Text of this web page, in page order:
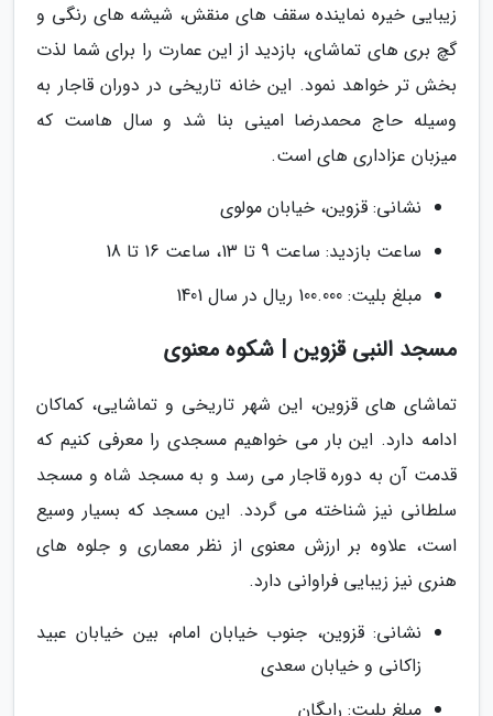
زیبایی خیره نماینده سقف های منقش، شیشه های رنگی و
گچ بری های تماشای، بازدید از این عمارت را برای شما لذت
بخش تر خواهد نمود. این خانه تاریخی در دوران قاجار به
وسیله حاج محمدرضا امینی بنا شد و سال هاست که
میزبان عزاداری های است.
نشانی: قزوین، خیابان مولوی
ساعت بازدید: ساعت 9 تا 13، ساعت 16 تا 18
مبلغ بلیت: 100.000 ریال در سال 1401
مسجد النبی قزوین | شکوه معنوی
تماشای های قزوین، این شهر تاریخی و تماشایی، کماکان
ادامه دارد. این بار می خواهیم مسجدی را معرفی کنیم که
قدمت آن به دوره قاجار می رسد و به مسجد شاه و مسجد
سلطانی نیز شناخته می گردد. این مسجد که بسیار وسیع
است، علاوه بر ارزش معنوی از نظر معماری و جلوه های
هنری نیز زیبایی فراوانی دارد.
نشانی: قزوین، جنوب خیابان امام، بین خیابان عبید
زاکانی و خیابان سعدی
مبلغ بلیت: رایگان